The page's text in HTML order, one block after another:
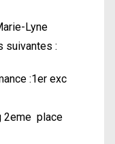
Lyne
suivantes :
:1er exc
2eme place